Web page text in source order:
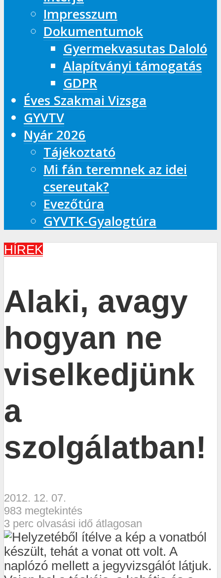
Impresszum
Dokumentumok
Gyermekvasutas Daloló
Alapítványi támogatás
GDPR
Éves Szakmai Vizsga
GYVTV
Nyár 2026
Tájékoztató
Mi fán teremnek az idei
csereutak?
Evezőtúra
GYVTK-Gyalogtúra
HÍREK
Alaki, avagy
hogyan ne
viselkedjünk
a
szolgálatban!
2012. 12. 07.
983 megtekintés
3 perc olvasási idő átlagosan